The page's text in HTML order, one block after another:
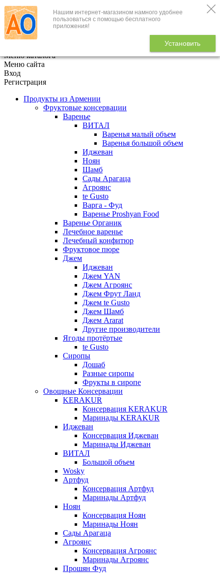
Нашим интернет-магазином намного удобнее
пользоваться с помощью бесплатного
приложения!
Установить
+7 (495) 646-888-1
В корзине
Меню каталога
Меню сайта
Вход
Регистрация
Продукты из Армении
Фруктовые консервации
Варенье
ВИТАЛ
Варенья малый объем
Варенья большой объем
Иджеван
Ноян
Шамб
Сады Арагаца
Агроянс
te Gusto
Варга - Фуд
Варенье Proshyan Food
Варенье Органик
Лечебное варенье
Лечебный конфитюр
Фруктовое пюре
Джем
Иджеван
Джем YAN
Джем Агроянс
Джем Фрут Ланд
Джем te Gusto
Джем Шамб
Джем Ararat
Другие производители
Ягоды протёртые
te Gusto
Сиропы
Дошаб
Разные сиропы
Фрукты в сиропе
Овощные Консервации
KERAKUR
Консервация KERAKUR
Маринады KERAKUR
Иджеван
Консервация Иджеван
Маринады Иджеван
ВИТАЛ
Большой объем
Wosky
Артфуд
Консервация Артфуд
Маринады Артфуд
Ноян
Консервация Ноян
Маринады Ноян
Сады Арагаца
Агроянс
Консервация Агроянс
Маринады Агроянс
Прошян Фуд